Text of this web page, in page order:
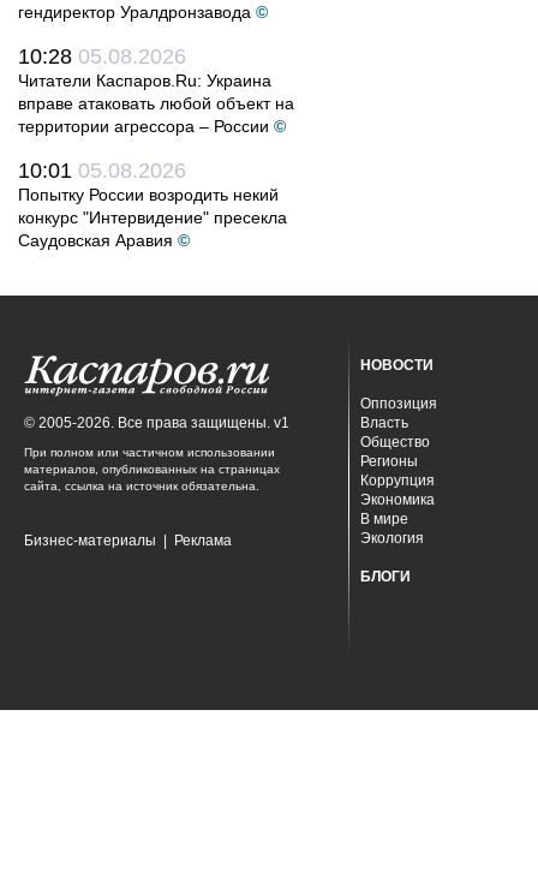
гендиректор Уралдронзавода ©
10:28 05.08.2026
Читатели Каспаров.Ru: Украина
вправе атаковать любой объект на
территории агрессора – России ©
10:01 05.08.2026
Попытку России возродить некий
конкурс "Интервидение" пресекла
Саудовская Аравия ©
© 2005-2026. Все права защищены. v1
При полном или частичном использовании
материалов, опубликованных на страницах
сайта, ссылка на источник обязательна.
Бизнес-материалы Реклама
НОВОСТИ
Оппозиция
Власть
Общество
Регионы
Коррупция
Экономика
В мире
Экология
БЛОГИ